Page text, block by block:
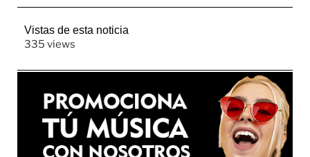
Vistas de esta noticia
335 views